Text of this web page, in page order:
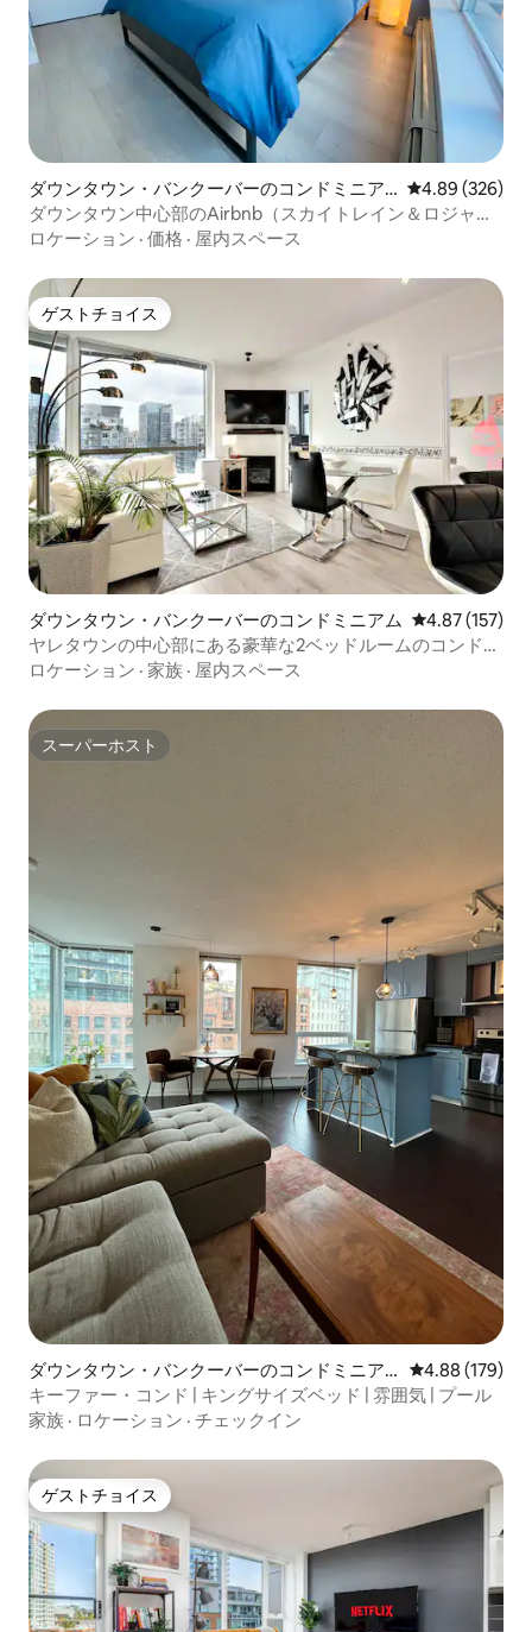
ダウンタウン・バンクーバーのコンドミニア
ム
レビュー326
4.89 (326)
ダウンタウン中心部のAirbnb（スカイトレイン＆ロジャー
アリーナ）
ロケーション · 価格 · 屋内スペース
ゲストチョイス
ゲストチョイス
ダウンタウン・バンクーバーのコンドミニアム レビュー157
4.87 (157)
ヤレタウンの中心部にある豪華な2ベッドルームのコンドミ
ニアム
ロケーション · 家族 · 屋内スペース
スーパーホスト
スーパーホスト
ダウンタウン・バンクーバーのコンドミニア
ム
レビュー179
4.88 (179)
キーファー・コンド | キングサイズベッド | 雰囲気 | プール
家族 · ロケーション · チェックイン
ゲストチョイス
ゲストチョイス